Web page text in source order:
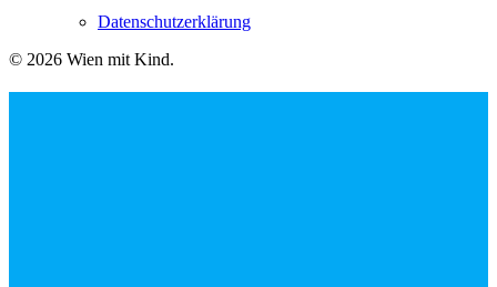
Datenschutzerklärung
© 2026 Wien mit Kind.